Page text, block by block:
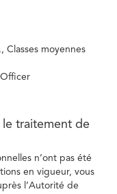
Classes moyennes
le traitement de
n’ont pas été
en vigueur, vous
l’Autorité de